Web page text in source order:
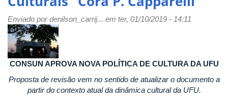
-
Estabelece
a
Política
de
Cultura
Universidade
Federal
Enviado pordenilson_carrij... em ter, 01/10/2019 - 14:11
CONSUN APROVA NOVA POLÍTICA DE CULTURA DA UFU
Proposta de revisão vem no sentido de atualizar o documento a
partir do contexto atual da dinâmica cultural da UFU.